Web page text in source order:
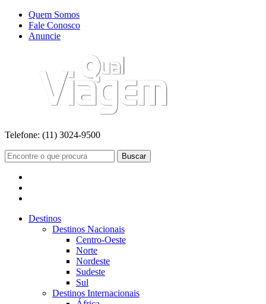
Quem Somos
Fale Conosco
Anuncie
Telefone: (11) 3024-9500
Buscar
Destinos
Destinos Nacionais
Centro-Oeste
Norte
Nordeste
Sudeste
Sul
Destinos Internacionais